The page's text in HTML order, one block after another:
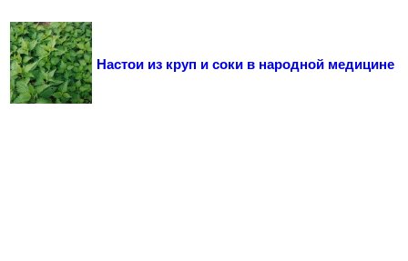
Настои из круп и соки в народной медицине